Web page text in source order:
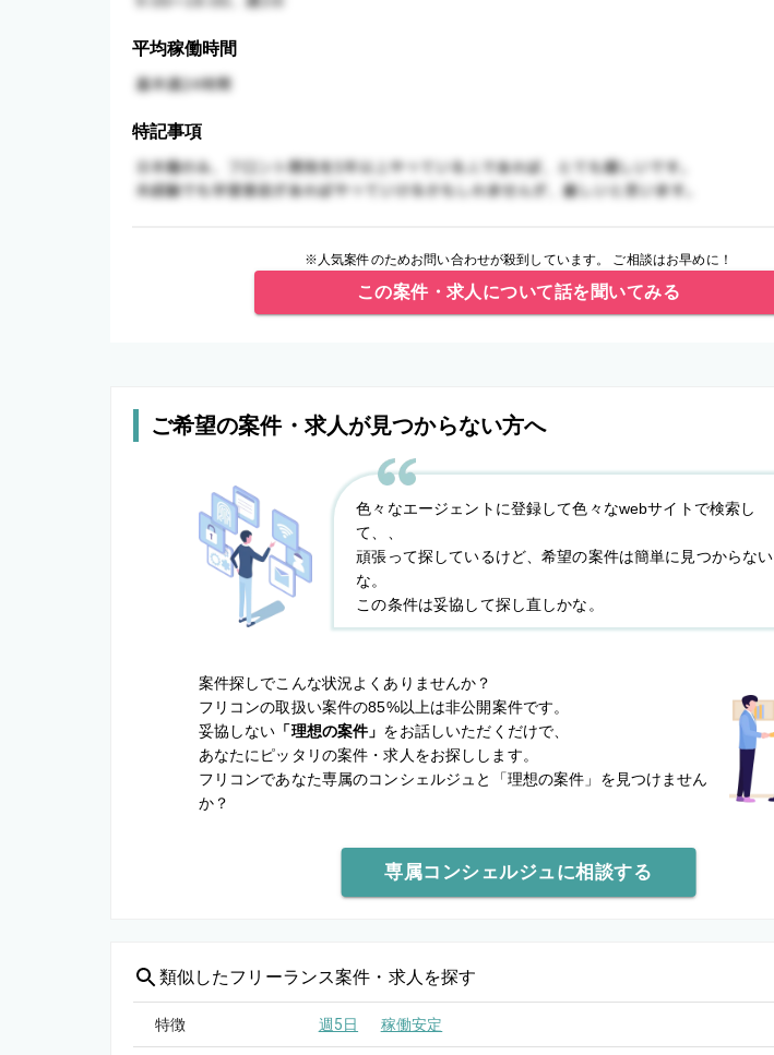
平均稼働時間
特記事項
※人気案件のためお問い合わせが殺到しています。 ご相談はお早めに！
この案件・求人について話を聞いてみる
ご希望の案件・求人が見つからない方へ
色々なエージェントに登録して色々なwebサイトで検索し
て、、
頑張って探しているけど、希望の案件は簡単に見つからない
な。
この条件は妥協して探し直しかな。
案件探しでこんな状況よくありませんか？
フリコンの取扱い案件の85%以上は非公開案件です。
妥協しない 「理想の案件」 をお話しいただくだけで、
あなたにピッタリの案件・求人をお探しします。
フリコンであなた専属のコンシェルジュと
「理想の案件」を見つけません
か？
専属コンシェルジュに相談する
類似したフリーランス案件・求人を探す
特徴 週5日 稼働安定